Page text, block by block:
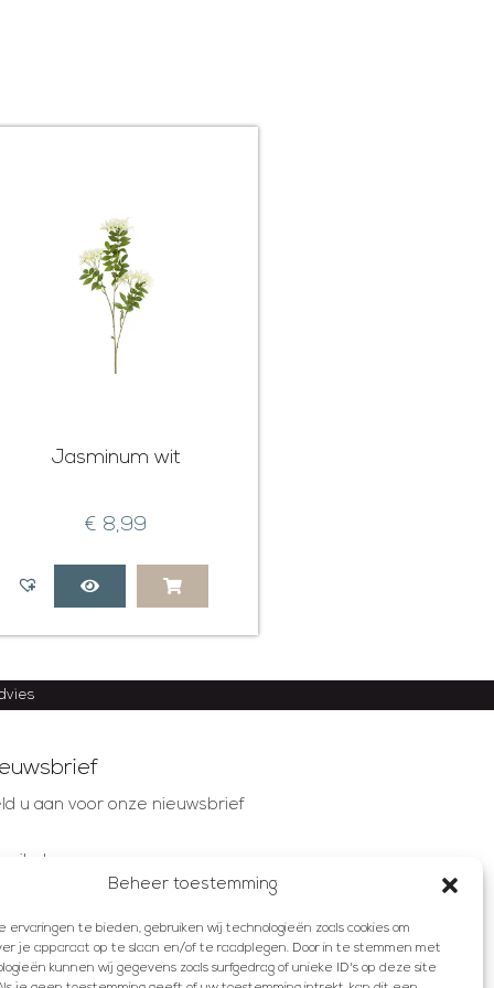
Beheer toestemming
ervaringen te bieden, gebruiken wij technologieën zoals cookies om
je apparaat op te slaan en/of te raadplegen. Door in te stemmen met
kunnen wij gegevens zoals surfgedrag of unieke ID's op deze site
Jasminum wit
€ 8,99
u aan voor onze nieuwsbrief